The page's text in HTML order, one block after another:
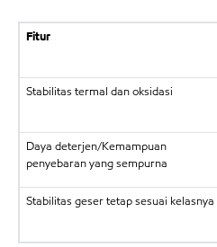
Fitur
Stabilitas termal dan oksidasi
Daya deterjen/Kemampuan
penyebaran yang sempurna
Stabilitas geser tetap sesuai kelasnya